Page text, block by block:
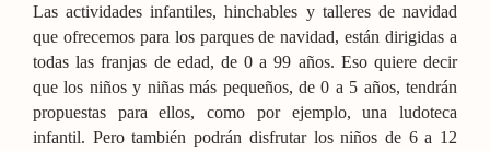
Las actividades infantiles, hinchables y talleres de navidad
que ofrecemos para los parques de navidad, están dirigidas a
todas las franjas de edad, de 0 a 99 años. Eso quiere decir
que los niños y niñas más pequeños, de 0 a 5 años, tendrán
propuestas para ellos, como por ejemplo, una ludoteca
infantil. Pero también podrán disfrutar los niños de 6 a 12